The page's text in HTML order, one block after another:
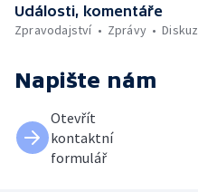
Události, komentáře
Zpravodajství
Zprávy
Napište nám
Otevřít
kontaktní
formulář